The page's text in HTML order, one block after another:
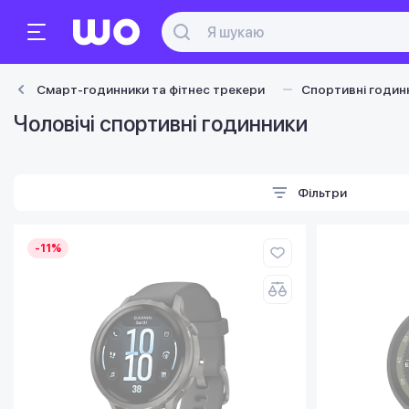
Смарт-годинники та фітнес трекери Спортивні
Чоловічі спортивні годинники
Фільтри
-11%